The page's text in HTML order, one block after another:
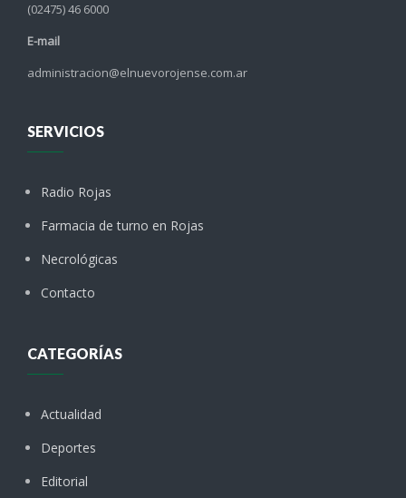
(02475) 46 6000
E-mail
administracion@elnuevorojense.com.ar
SERVICIOS
Radio Rojas
Farmacia de turno en Rojas
Necrológicas
Contacto
CATEGORÍAS
Actualidad
Deportes
Editorial